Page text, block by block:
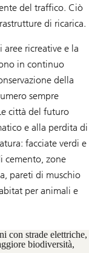
del traffico. Ciò
di ricarica.
ricreative e la
in continuo
della
sempre
città del futuro
e alla perdita di
facciate verdi e
cemento, zone
pareti di muschio
per animali e